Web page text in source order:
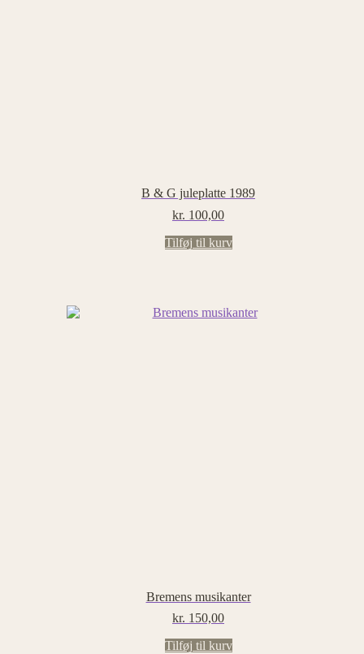
B & G juleplatte 1989
kr. 100,00
Tilføj til kurv
Bremens musikanter
kr. 150,00
Tilføj til kurv